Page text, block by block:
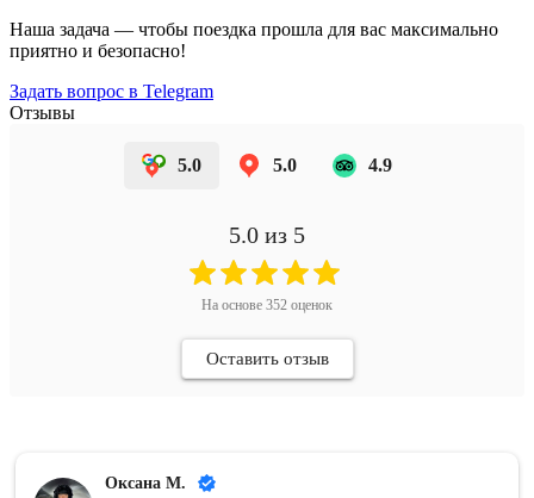
Наша задача — чтобы поездка прошла для вас максимально
приятно и безопасно!
Задать вопрос в Telegram
Отзывы
5.0 5.0 4.9
5.0 из 5
На основе 352 оценок
Оставить отзыв
Оксана М.